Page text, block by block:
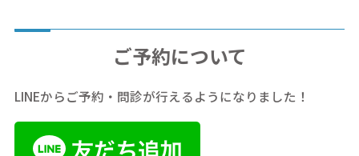
ご予約について
LINEからご予約・問診が行えるようになりました！